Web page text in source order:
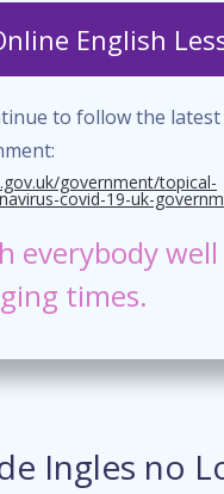
English
to follow the
government/topical-
covid-19-uk-
everybody
times.
Ingles no